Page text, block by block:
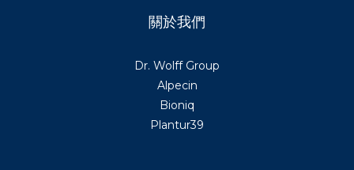
關於我們
Dr. Wolff Group
Alpecin
Bioniq
Plantur39